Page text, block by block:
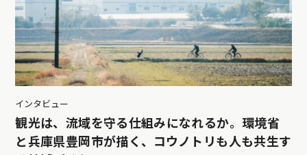
インタビュー
観光は、流域を守る仕組みになれるか。環境省
と兵庫県豊岡市が描く、コウノトリも人も共生す